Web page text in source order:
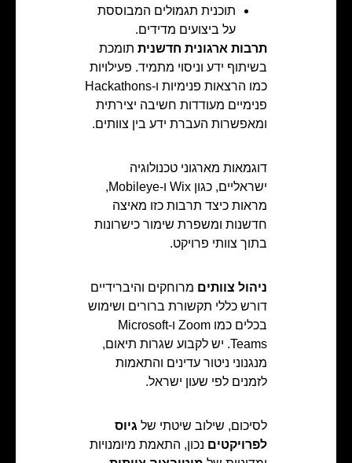
תוכנית תגמולים המבוססת
על ביצועים מדידים.
תרבות ארגונית חדשנית תומכת
בשיתוף ידע וניסוי מתמיד. פעילויות
כמו הרצאות פנימיות ו‑Hackathons
פנימיים מעודדות חשיבה יצירתית
ומאפשרות העברת ידע בין צוותים.
דוגמאות מארגוני טכנולוגיה
ישראליים, כגון Wix ו‑Mobileye,
מראות כיצד תרבות כזו מאיצה
חדשנות ומשפרת שימור כישרונות
בתוך צוותי פרויקט.
ניהול צוותים מרוחקים והיברידיים
דורש כללי תקשורת ברורים ושימוש
בכלים כמו Zoom ו‑Microsoft
Teams. יש לקבוע שגרות תיאום,
מנגנוני ניטור עדינים והתאמות
לזמנים לפי שעון ישראל.
לסיכום, שילוב שיטתי של גיוס
לפרויקטים נכון, התאמת מיומנויות